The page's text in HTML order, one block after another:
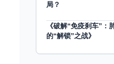
局？
《破解“免疫刹车”：
的“解锁”之战》